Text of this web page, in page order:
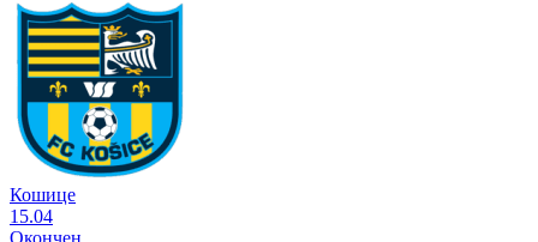
Кошице
15.04
Окончен